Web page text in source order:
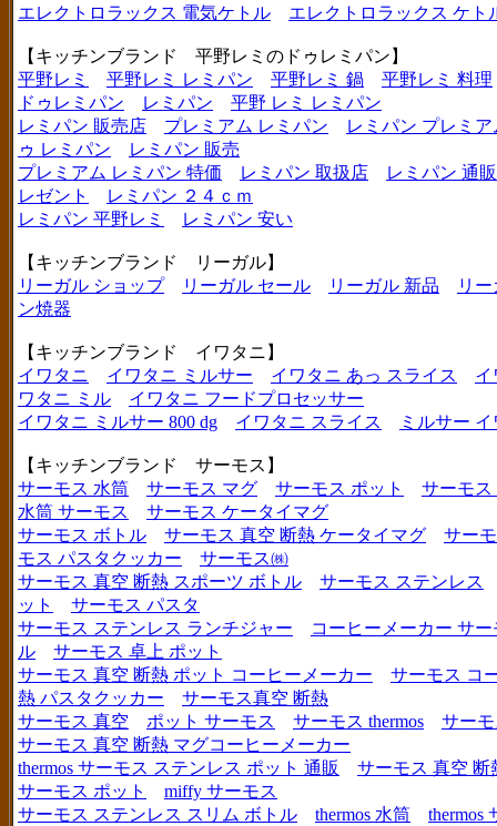
エレクトロラックス 電気ケトル
エレクトロラックス ケト
【キッチンブランド 平野レミのドゥレミパン】
平野レミ
平野レミ レミパン 平野レミ 鍋
平野レミ 料理
ドゥレミパン
レミパン
平野 レミ レミパン
レミパン 販売店
プレミアム レミパン
レミパン プレミア
ゥ レミパン
レミパン 販売
プレミアム レミパン 特価
レミパン 取扱店
レミパン 通販
レゼント
レミパン ２４ｃｍ
レミパン 平野レミ
レミパン 安い
【キッチンブランド リーガル】
リーガル ショップ
リーガル セール リーガル 新品
リ
ン焼器
【キッチンブランド イワタニ】
イワタニ
イワタニ ミルサー イワタニ あっ スライス
イ
ワタニ ミル
イワタニ フードプロセッサー
イワタニ ミルサー 800 dg
イワタニ スライス ミルサー
【キッチンブランド サーモス】
サーモス 水筒
サーモス マグ サーモス ポット
サーモス
水筒 サーモス
サーモス ケータイマグ
サーモス ボトル
サーモス 真空 断熱 ケータイマグ
サー
モス パスタクッカー
サーモス㈱
サーモス 真空 断熱 スポーツ ボトル
サーモス ステンレス
ット
サーモス パスタ
サーモス ステンレス ランチジャー
コーヒーメーカー サー
ル
サーモス 卓上 ポット
サーモス 真空 断熱 ポット コーヒーメーカー
サーモス コ
熱 パスタクッカー
サーモス真空 断熱
サーモス 真空
ポット サーモス サーモス thermos
サー
サーモス 真空 断熱 マグコーヒーメーカー
thermos サーモス ステンレス ポット 通販
サーモス 真空 断
サーモス ポット
miffy サーモス
サーモス ステンレス スリム ボトル
thermos 水筒
thermos